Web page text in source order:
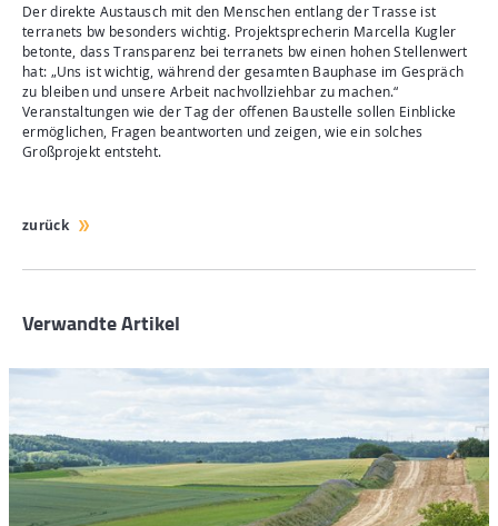
Der direkte Austausch mit den Menschen entlang der Trasse ist
terranets bw besonders wichtig. Projektsprecherin Marcella Kugler
betonte, dass Transparenz bei terranets bw einen hohen Stellenwert
hat: „Uns ist wichtig, während der gesamten Bauphase im Gespräch
zu bleiben und unsere Arbeit nachvollziehbar zu machen.“
Veranstaltungen wie der Tag der offenen Baustelle sollen Einblicke
ermöglichen, Fragen beantworten und zeigen, wie ein solches
Großprojekt entsteht.
zurück
Verwandte Artikel